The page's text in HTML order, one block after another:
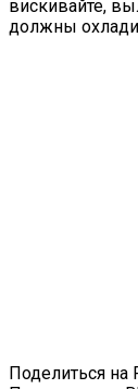
вискивайте,
должны
Поделиться на